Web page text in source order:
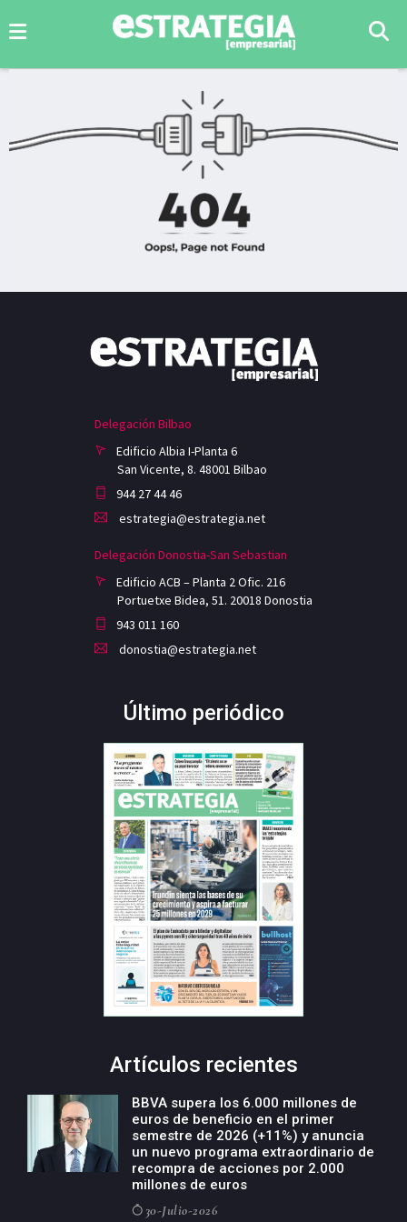
Delegación Bilbao
Edificio Albia I-Planta 6
San Vicente, 8. 48001 Bilbao
944 27 44 46
estrategia@estrategia.net
Delegación Donostia-San Sebastian
Edificio ACB – Planta 2 Ofic. 216
Portuetxe Bidea, 51. 20018 Donostia
943 011 160
donostia@estrategia.net
Último periódico
Artículos recientes
BBVA supera los 6.000 millones de
euros de beneficio en el primer
semestre de 2026 (+11%) y anuncia
un nuevo programa extraordinario de
recompra de acciones por 2.000
millones de euros
30-Julio-2026